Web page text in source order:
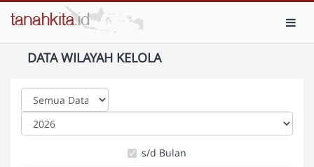
DATA WILAYAH KELOLA
s/d Bulan